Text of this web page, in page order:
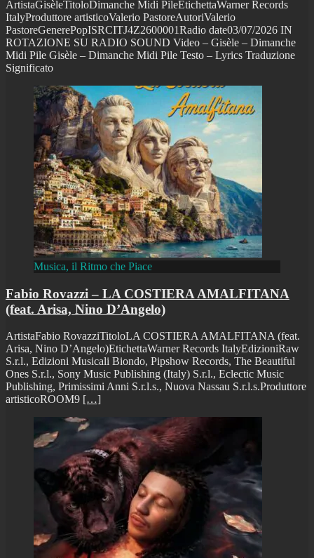
ArtistaGisèleTitoloDimanche Midi PileEtichettaWarner Records
ItalyProduttore artisticoValerio PastoreAutoriValerio
PastoreGenerePopISRCITJ4Z2600001Radio date03/07/2026 IN
ROTAZIONE SU RADIO SOUND Video – Gisèle – Dimanche
Midi Pile Gisèle – Dimanche Midi Pile Testo – Lyrics Traduzione
Significato
Musica, il Ritmo che Piace
Fabio Rovazzi – LA COSTIERA AMALFITANA
(feat. Arisa, Nino D’Angelo)
ArtistaFabio RovazziTitoloLA COSTIERA AMALFITANA (feat.
Arisa, Nino D’Angelo)EtichettaWarner Records ItalyEdizioniRaw
S.r.l., Edizioni Musicali Biondo, Pipshow Records, The Beautiful
Ones S.r.l., Sony Music Publishing (Italy) S.r.l., Eclectic Music
Publishing, Primissimi Anni S.r.l.s., Nuova Nassau S.r.l.s.Produttore
artisticoROOM9 […]